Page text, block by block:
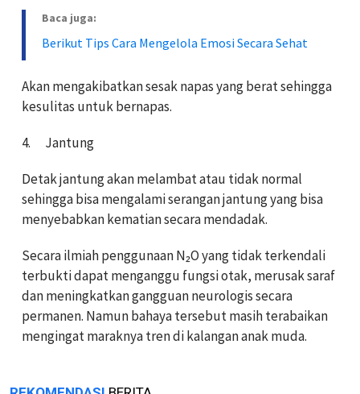
Baca juga:
Berikut Tips Cara Mengelola Emosi Secara Sehat
Akan mengakibatkan sesak napas yang berat sehingga
kesulitas untuk bernapas.
4. Jantung
Detak jantung akan melambat atau tidak normal
sehingga bisa mengalami serangan jantung yang bisa
menyebabkan kematian secara mendadak.
Secara ilmiah penggunaanN₂Oyang tidak terkendali
terbukti dapat menganggu fungsi otak, merusak saraf
dan meningkatkan gangguan neurologis secara
permanen. Namun bahaya tersebut masih terabaikan
mengingat maraknya tren di kalangan anak muda.